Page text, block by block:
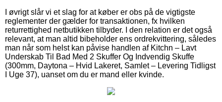
I øvrigt slår vi et slag for at køber er obs på de vigtigste
reglementer der gælder for transaktionen, fx hvilken
returrettighed netbutikken tilbyder. I den relation er det også
relevant, at man altid bibeholder ens ordrekvittering, således
man når som helst kan påvise handlen af Kitchn – Lavt
Underskab Til Bad Med 2 Skuffer Og Indvendig Skuffe
(300mm, Daytona – Hvid Lakeret, Samlet – Levering Tidligst
I Uge 37), uanset om du er mand eller kvinde.